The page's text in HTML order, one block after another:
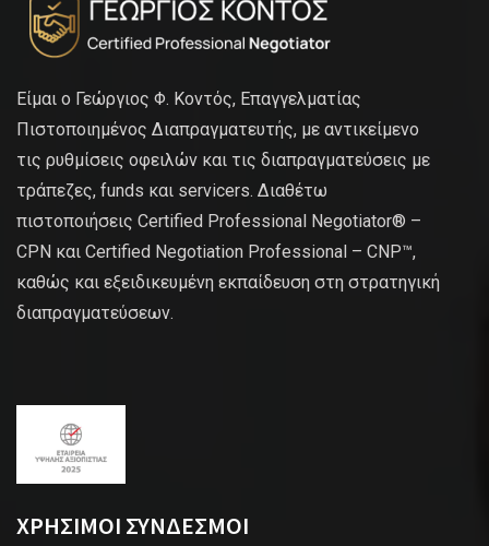
Είμαι ο Γεώργιος Φ. Κοντός, Επαγγελματίας
Πιστοποιημένος Διαπραγματευτής, με αντικείμενο
τις ρυθμίσεις οφειλών και τις διαπραγματεύσεις με
τράπεζες, funds και servicers. Διαθέτω
πιστοποιήσεις Certified Professional Negotiator® –
CPN και Certified Negotiation Professional – CNP™,
καθώς και εξειδικευμένη εκπαίδευση στη στρατηγική
διαπραγματεύσεων.
ΧΡΗΣΙΜΟΙ ΣΥΝΔΕΣΜΟΙ